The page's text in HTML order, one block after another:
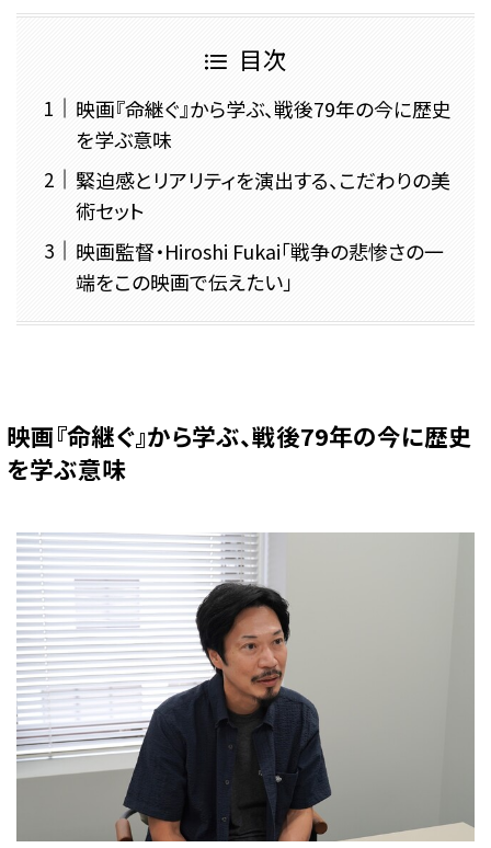
目次
映画『命継ぐ』から学ぶ、戦後79年の今に歴史
を学ぶ意味
緊迫感とリアリティを演出する、こだわりの美
術セット
映画監督・Hiroshi Fukai「戦争の悲惨さの一
端をこの映画で伝えたい」
映画『命継ぐ』から学ぶ、戦後79年の今に歴史
を学ぶ意味